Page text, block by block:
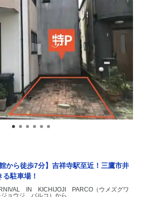
から徒歩7分】吉祥寺駅至近！三鷹市井
駐車場！
IN KICHIJOJI PARCO（ウメズグワ
ョウジ パルコ）から